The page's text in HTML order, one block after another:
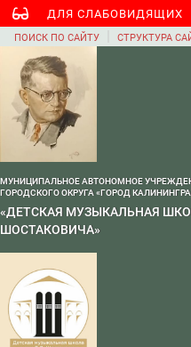
ПОИСК ПО САЙТУ СТРУКТУРА
ДЛЯ СЛАБОВИДЯЩИХ
МУНИЦИПАЛЬНОЕ АВТОНОМНОЕ
ГОРОДСКОГО ОКРУГА «ГОРОД
«ДЕТСКАЯ МУЗЫКАЛЬНАЯ
ШОСТАКОВИЧА»